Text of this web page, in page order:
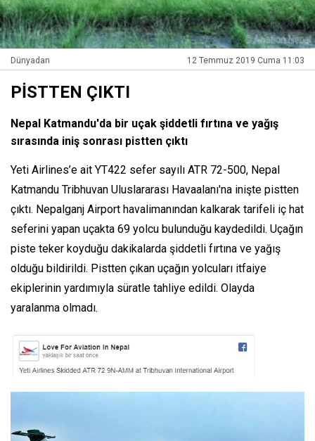
Dünyadan 12 Temmuz 2019 Cuma 11:03
PİSTTEN ÇIKTI
Nepal Katmandu'da bir uçak şiddetli fırtına ve yağış
sırasında iniş sonrası pistten çıktı
Yeti Airlines’e ait YT422 sefer sayılı ATR 72-500, Nepal
Katmandu Tribhuvan Uluslararası Havaalanı'na inişte pistten
çıktı. Nepalganj Airport havalimanından kalkarak tarifeli iç hat
seferini yapan uçakta 69 yolcu bulunduğu kaydedildi. Uçağın
piste teker koyduğu dakikalarda şiddetli fırtına ve yağış
olduğu bildirildi. Pistten çıkan uçağın yolcuları itfaiye
ekiplerinin yardımıyla süratle tahliye edildi. Olayda
yaralanma olmadı.